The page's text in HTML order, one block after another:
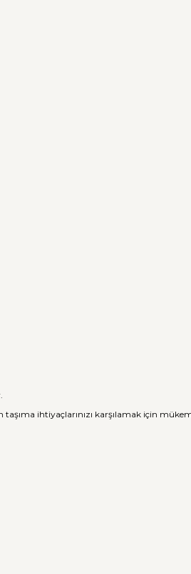
ihtiyaçlarınızı karşılamak için